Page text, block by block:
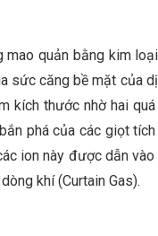
quản bằng kim
sức căng bề mặt của
kích thước nhờ hai
phá của các giọt
ion này được dẫn
khí (Curtain Gas).